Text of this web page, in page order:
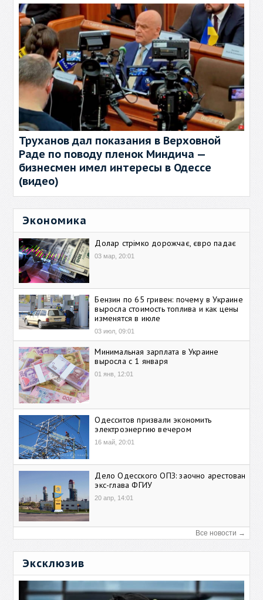
Труханов дал показания в Верховной
Раде по поводу пленок Миндича —
бизнесмен имел интересы в Одессе
(видео)
Экономика
Долар стрімко дорожчає, євро падає
03 мар, 20:01
Бензин по 65 гривен: почему в Украине
выросла стоимость топлива и как цены
изменятся в июле
03 июл, 09:01
Минимальная зарплата в Украине
выросла с 1 января
01 янв, 12:01
Одесситов призвали экономить
электроэнергию вечером
16 май, 20:01
Дело Одесского ОПЗ: заочно арестован
экс-глава ФГИУ
20 апр, 14:01
Все новости →
Эксклюзив